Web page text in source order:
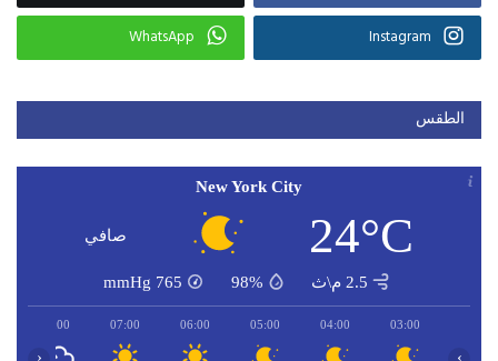
Instagram
WhatsApp
الطقس
New York City
24°C صافي
2.5 م\ث 98%
765
mmHg
03:00
04:00
05:00
06:00
07:00
08:00
‹ ›